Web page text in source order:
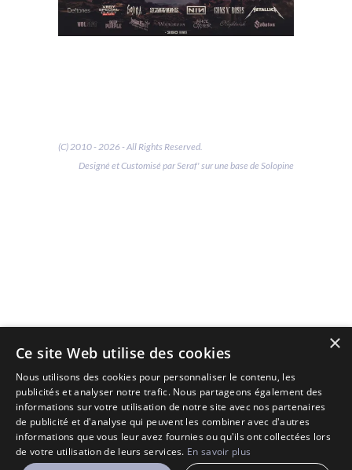
(C) 2010 - 2026 - All Rights Reserved.
Designé et Customisé par Seraf' sur une base de Solopine
×
Ce site Web utilise des cookies
Nous utilisons des cookies pour personnaliser le contenu, les
publicités et analyser notre trafic. Nous partageons également des
informations sur votre utilisation de notre site avec nos partenaires
de publicité et d'analyse qui peuvent les combiner avec d'autres
informations que vous leur avez fournies ou qu'ils ont collectées lors
de votre utilisation de leurs services. En savoir plus